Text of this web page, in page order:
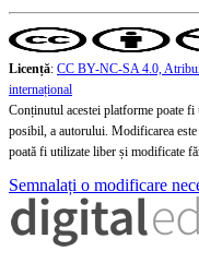
Licență: CC BY-NC-SA 4.0,
internațional
Conținutul acestei platforme poate
posibil, a autorului. Modificarea
poată fi utilizate liber și modificate
Semnalați o modificare